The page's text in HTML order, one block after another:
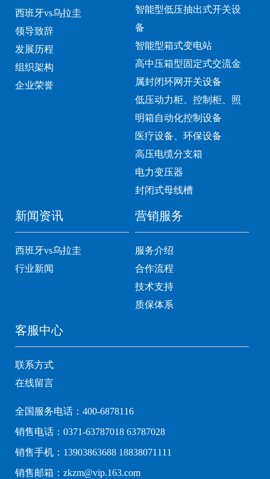
西班牙vs乌拉圭
领导致辞
发展历程
组织架构
企业荣誉
智能型低压抽出式开关设
备
智能型箱式变电站
高中压箱型固定式交流金
属封闭环网开关设备
低压动力柜、控制柜、照
明箱自动化控制设备
医疗设备、环保设备
高压电缆分支箱
电力变压器
封闭式母线槽
新闻资讯
西班牙vs乌拉圭
行业新闻
营销服务
服务介绍
合作流程
技术支持
质保体系
客服中心
联系方式
在线留言
全国服务电话：400-6878116
销售电话：0371-63787018 63787028
销售手机：13903863688 18838071111
销售邮箱：zkzm@vip.163.com